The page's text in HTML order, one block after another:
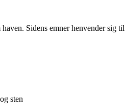
Sidens emner henvender sig
sten